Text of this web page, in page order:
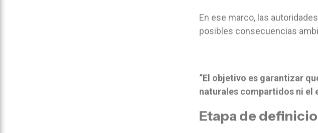
En ese marco, las
posibles consecuencias
“El objetivo es garantizar
naturales compartidos ni el
Etapa de